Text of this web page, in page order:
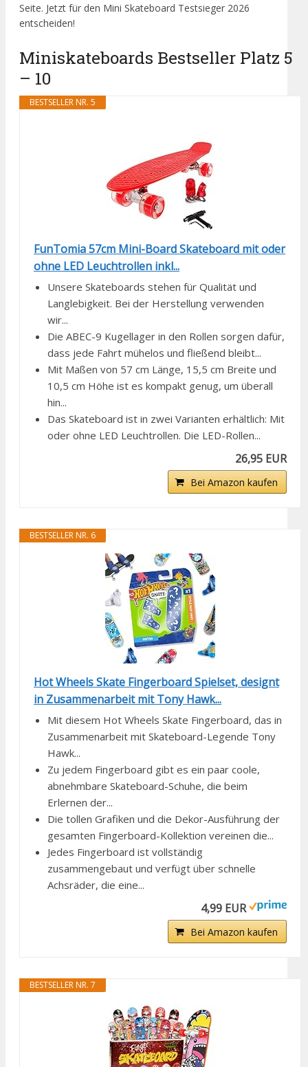
Seite. Jetzt für den Mini Skateboard Testsieger 2026
entscheiden!
Miniskateboards Bestseller Platz 5
– 10
BESTSELLER NR. 5
FunTomia 57cm Mini-Board Skateboard mit oder
ohne LED Leuchtrollen inkl...
Unsere Skateboards stehen für Qualität und
Langlebigkeit. Bei der Herstellung verwenden
wir...
Die ABEC-9 Kugellager in den Rollen sorgen dafür,
dass jede Fahrt mühelos und fließend bleibt...
Mit Maßen von 57 cm Länge, 15,5 cm Breite und
10,5 cm Höhe ist es kompakt genug, um überall
hin...
Das Skateboard ist in zwei Varianten erhältlich: Mit
oder ohne LED Leuchtrollen. Die LED-Rollen...
26,95 EUR
Bei Amazon kaufen
BESTSELLER NR. 6
Hot Wheels Skate Fingerboard Spielset, designt
in Zusammenarbeit mit Tony Hawk...
Mit diesem Hot Wheels Skate Fingerboard, das in
Zusammenarbeit mit Skateboard-Legende Tony
Hawk...
Zu jedem Fingerboard gibt es ein paar coole,
abnehmbare Skateboard-Schuhe, die beim
Erlernen der...
Die tollen Grafiken und die Dekor-Ausführung der
gesamten Fingerboard-Kollektion vereinen die...
Jedes Fingerboard ist vollständig
zusammengebaut und verfügt über schnelle
Achsräder, die eine...
4,99 EUR
Bei Amazon kaufen
BESTSELLER NR. 7